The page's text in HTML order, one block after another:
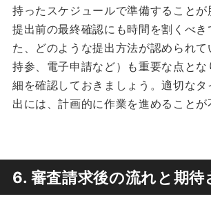
持ったスケジュールで準備すること
提出前の最終確認にも時間を割くべき
た、どのような提出方法が認められて
持参、電子申請など）も重要な点と
細を確認しておきましょう。適切なタ
出には、計画的に作業を進めることが
6. 審査請求後の流れと期待